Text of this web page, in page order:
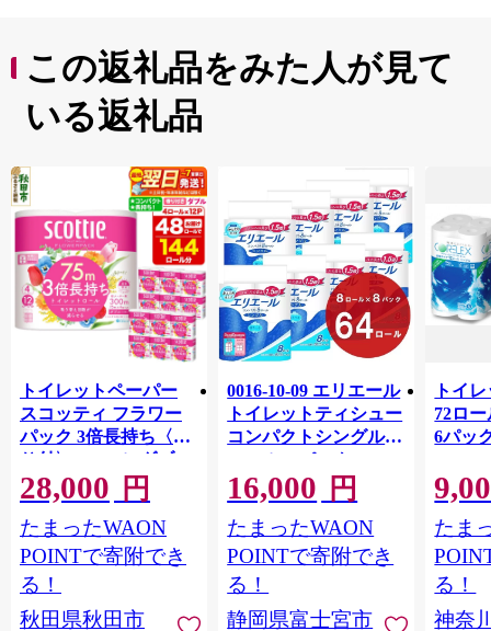
この返礼品をみた人が見て
いる返礼品
トイレットペーパー
スコッティ フラワー
パック 3倍長持ち〈香
り付〉4ロール(ダブ
ル)×12パック 日用品
最短翌日発送 [スコッ
ティ フラワーパック
トイレットペーパー
日本製紙クレシア] 秋
田県秋田市
28,000 円
たまったWAON
POINTで寄附でき
る！
秋田県秋田市
0016-10-09 エリエール
トイレットティシュー
コンパクトシングル 8
ロール×8パック 64ロ
ール 1.5倍巻 82.5m
トイレットペーパー
シングル パルプ100％
香りつき 日用品 消耗
品 備蓄
16,000 円
たまったWAON
POINTで寄附でき
る！
静岡県富士宮市
トイ
72ロ
6パッ
FSCリ
長巻タ
100％
防災
ペー
川県
トペー
たま
る！
神奈